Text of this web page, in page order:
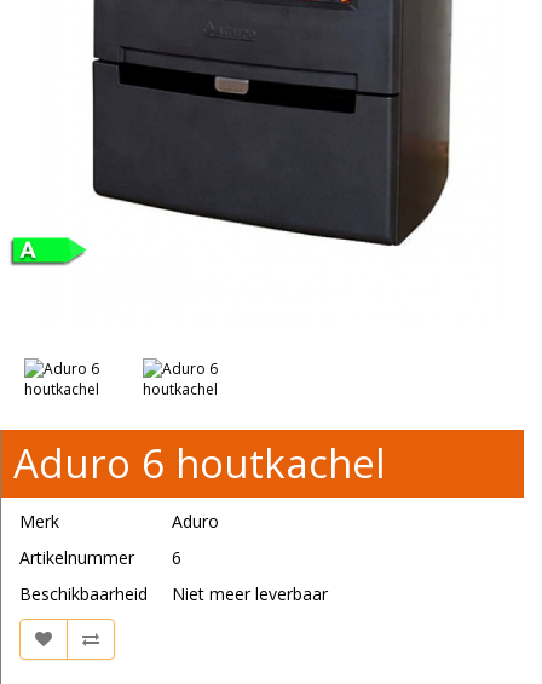
Aduro 6 houtkachel
Merk
Aduro
Artikelnummer
6
Beschikbaarheid
Niet meer leverbaar